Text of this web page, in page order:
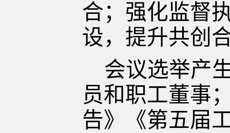
合； 强化监督
设，提升共创
会议选举产
员和职工董事
告》《第五届